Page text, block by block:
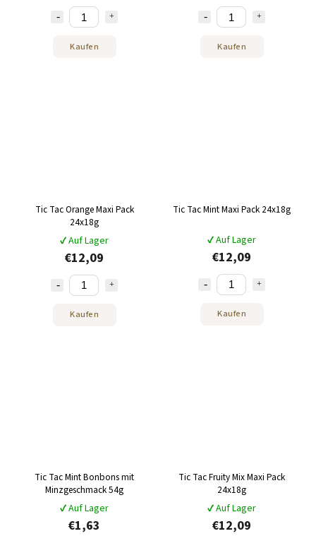
Kaufen Kaufen
Tic Tac Orange Maxi Pack
24x18g
✔ Auf Lager
€12,09
Kaufen
Tic Tac Mint Maxi Pack 24x18g
✔ Auf Lager
€12,09
Kaufen
Tic Tac Mint Bonbons mit
Minzgeschmack 54g
✔ Auf Lager
€1,63
Tic Tac Fruity Mix Maxi Pack
24x18g
✔ Auf Lager
€12,09